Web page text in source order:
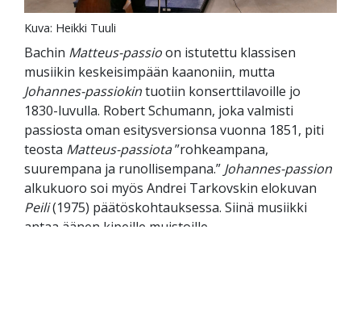
Kuva: Heikki Tuuli
Bachin Matteus-passioon istutettu klassisen
musiikin keskeisimpään kaanoniin, mutta
Johannes-passiokintuotiin konserttilavoille jo
1830-luvulla. Robert Schumann, joka valmisti
passiosta oman esitysversionsa vuonna 1851, piti
teosta Matteus-passiota”rohkeampana,
suurempana ja runollisempana.” Johannes-passion
alkukuoro soi myös Andrei Tarkovskin elokuvan
Peili(1975) päätöskohtauksessa. Siinä musiikki
antaa äänen kipeille muistoille.